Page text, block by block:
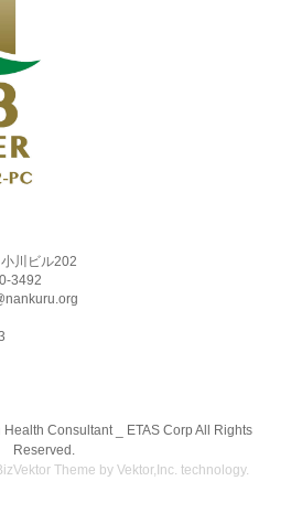
川ビル202
3492
Health Consultant _ ETAS Corp All Rights
Reserved.
Theme byVektor,Inc. technology.